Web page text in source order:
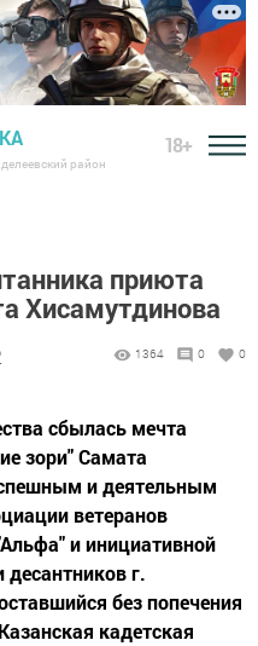
район
18+
приюта
Хисамутдинова
1364 0 0
сбылась мечта
зори" Самата
и деятельным
ветеранов
и инициативной
г.
без попечения
кадетская